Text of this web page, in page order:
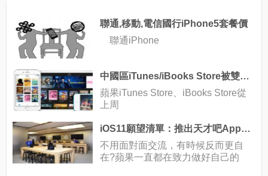
聯通,移動,電信國行iPhone5套餐價
聯通iPhone
中國區iTunes/iBooks Store被雙雙關閉 或因內容審核問題
蘋果iTunes Store、iBooks Store從
上周
iOS11願望清單：推出天才吧App你覺得如何
不用面對面交流，有時候反而更自
在?蘋果一直都在致力做好自己的